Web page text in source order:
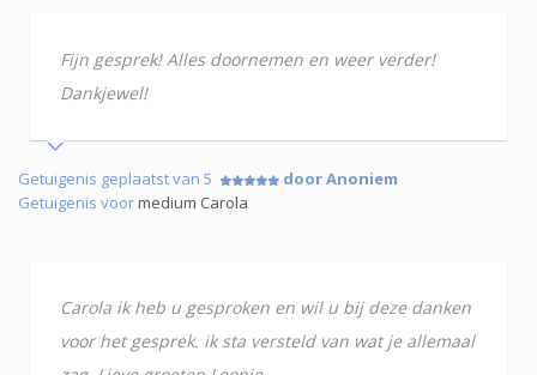
Fijn gesprek! Alles doornemen en weer verder!
Dankjewel!
Getuigenis geplaatst van 5
door Anoniem
Getuigenis voormedium Carola
Carola ik heb u gesproken en wil u bij deze danken
voor het gesprek. ik sta versteld van wat je allemaal